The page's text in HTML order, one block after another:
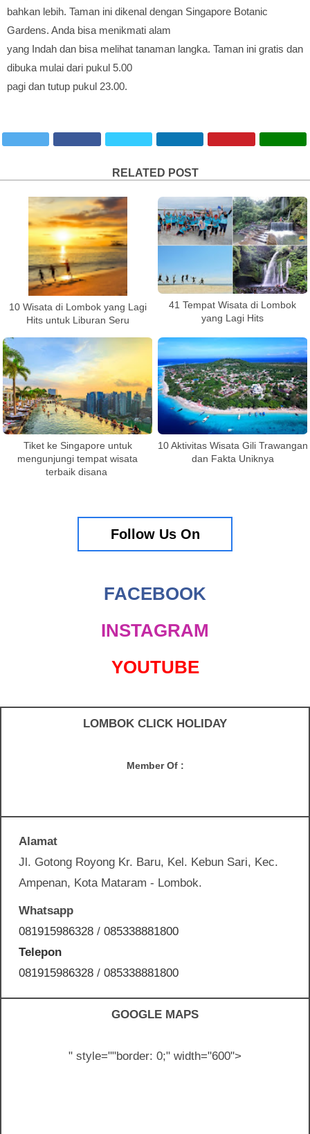
bahkan lebih. Taman ini dikenal dengan Singapore Botanic
Gardens. Anda bisa menikmati alam
yang Indah dan bisa melihat tanaman langka. Taman ini gratis dan
dibuka mulai dari pukul 5.00
pagi dan tutup pukul 23.00.
RELATED POST
10 Wisata di Lombok yang Lagi
Hits untuk Liburan Seru
41 Tempat Wisata di Lombok
yang Lagi Hits
Tiket ke Singapore untuk
mengunjungi tempat wisata
terbaik disana
10 Aktivitas Wisata Gili Trawangan
dan Fakta Uniknya
Follow Us On
FACEBOOK
INSTAGRAM
YOUTUBE
LOMBOK CLICK HOLIDAY
Member Of :
Alamat
Jl. Gotong Royong Kr. Baru, Kel. Kebun Sari, Kec.
Ampenan, Kota Mataram - Lombok.
Whatsapp
081915986328 / 085338881800
Telepon
081915986328 / 085338881800
GOOGLE MAPS
" style=""border: 0;" width="600">